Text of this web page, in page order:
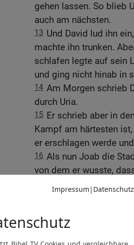
gehen lassen. So blieb
auch am nächsten.
13 Und David lud ihn
machte ihn trunken.
schlafen legte auf sein
und ging nicht hinab in
14 Am Morgen schrieb
durch Uria.
15 Er schrieb aber in
Kampf am härtesten
er erschlagen werde
16 Als nun Joab die
von dem er wusste,
Und als die Männer
Joab kämpften, fielen
Davids, und Uria, der
18 Da sandte Joab hin
dem Kampf begeben